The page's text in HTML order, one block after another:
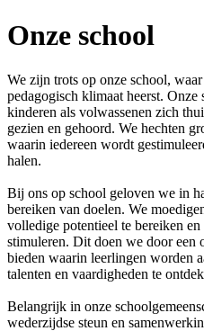
Onze school
We zijn trots op onze school,
pedagogisch klimaat heerst.
kinderen als volwassenen zich
gezien en gehoord. We hechten
waarin iedereen wordt
halen.
Bij ons op school geloven we in
bereiken van doelen. We
volledige potentieel te bereiken
stimuleren. Dit doen we door een
bieden waarin leerlingen worden
talenten en vaardigheden te
Belangrijk in onze
wederzijdse steun en